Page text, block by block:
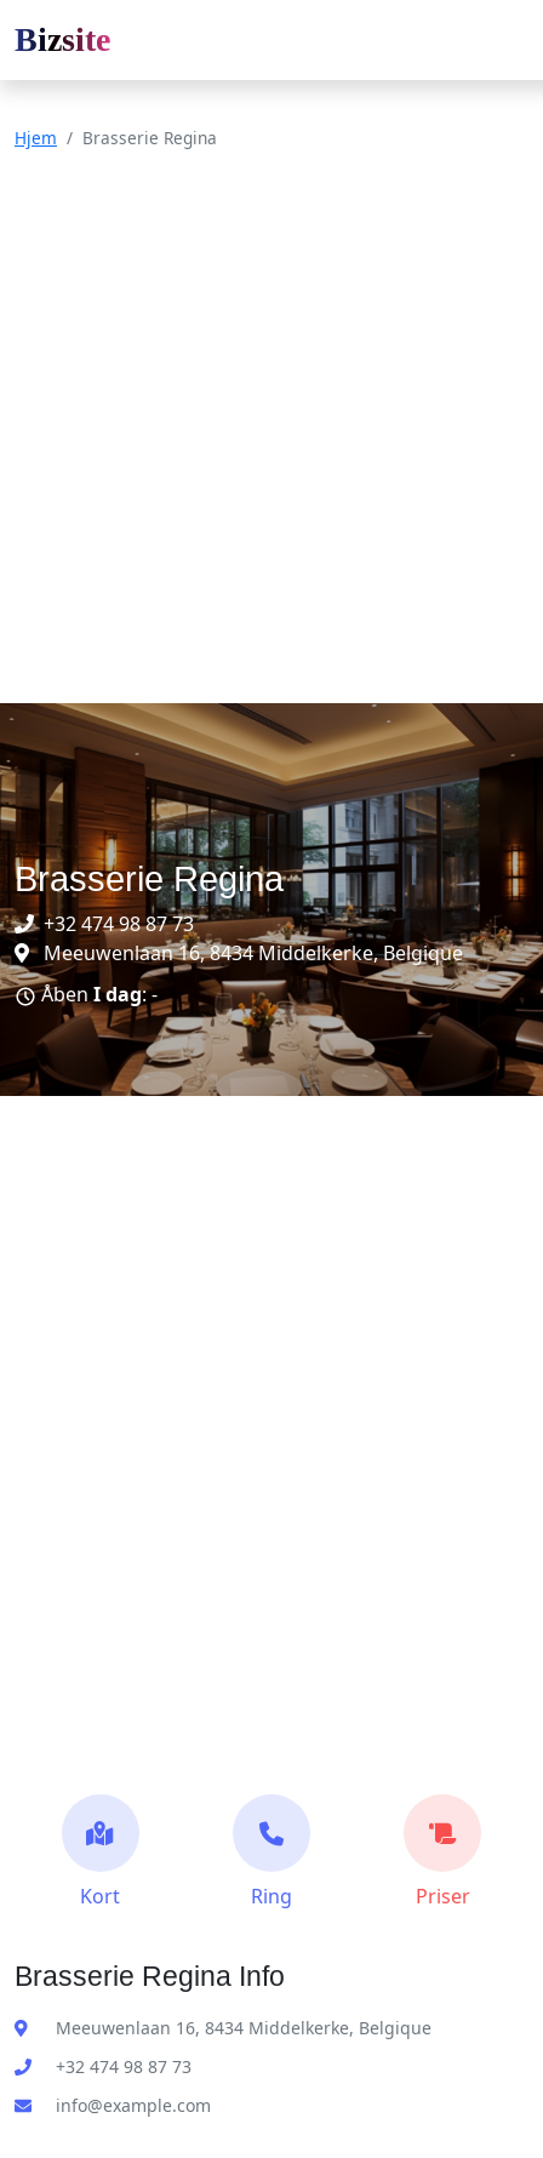
Bizsite
Hjem Brasserie Regina
Brasserie Regina
+32 474 98 87 73
Meeuwenlaan 16, 8434 Middelkerke, Belgique
Åben I dag: -
Kort Ring Priser
Brasserie Regina Info
Meeuwenlaan 16, 8434 Middelkerke, Belgique
+32 474 98 87 73
info@example.com